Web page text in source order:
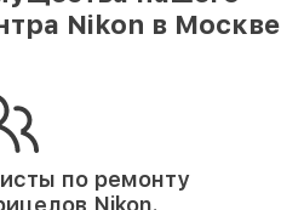
Nikon в Москве
по ремонту
Nikon.